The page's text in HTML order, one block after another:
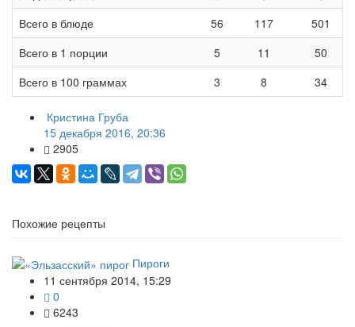
Всего в блюде
56 117
501
Всего в 1 порции
5 11
50
Всего в 100 граммах
3 8 34
Кристина Груба
15 декабря 2016, 20:36
2905
Похожие рецепты
Пироги
11 сентября 2014, 15:29
0
6243